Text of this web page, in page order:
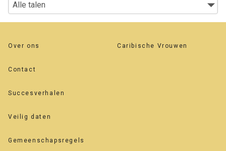
Over ons
Contact
Succesverhalen
Veilig daten
Gemeenschapsregels
Caribische Vrouwen